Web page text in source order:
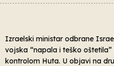
Izraelski ministar odbrane
vojska “napala i teško
kontrolom Huta. U objavi na